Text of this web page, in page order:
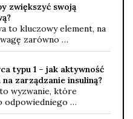
zwiększyć swoją
to kluczowy element, na
zarówno …
typu 1 – jak aktywność
zarządzanie insuliną?
wyzwanie, które
odpowiedniego …